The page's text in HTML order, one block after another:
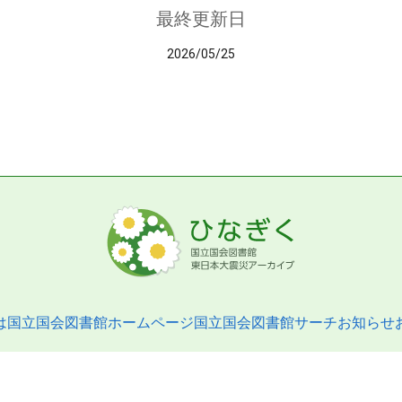
最終更新日
2026/05/25
国立国会図書館ホームページ国立国会図書館サーチお知らせ